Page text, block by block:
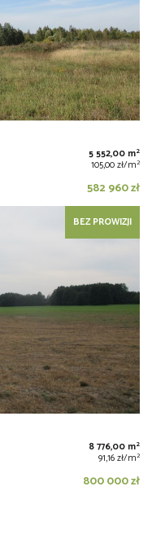
5 552,00 m2
105,00 zł/m2
582 960 zł
BEZ PROWIZJI
8 776,00 m2
91,16 zł/m2
800 000 zł